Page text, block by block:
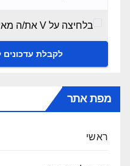
בלחיצה על V את/ה מאשרים קבלת דיוור מידי פעם
מפת אתר
ראשי